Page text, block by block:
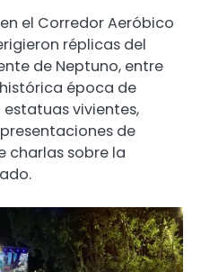
el Corredor Aeróbico
réplicas del
de Neptuno, entre
época de
vivientes,
de
charlas sobre la